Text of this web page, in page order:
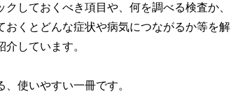
しておくべき項目や、何を調べる検査か、
くとどんな症状や病気につながるか等を解
しています。
使いやすい一冊です。